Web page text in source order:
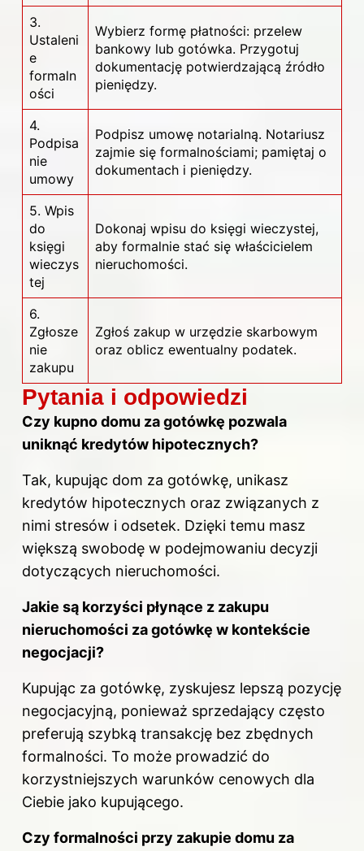
3.
Ustaleni
e
formaln
ości
Wybierz formę płatności: przelew
bankowy lub gotówka. Przygotuj
dokumentację potwierdzającą źródło
pieniędzy.
4.
Podpisa
nie
umowy
Podpisz umowę notarialną. Notariusz
zajmie się formalnościami; pamiętaj o
dokumentach i pieniędzy.
5. Wpis
do
księgi
wieczys
tej
Dokonaj wpisu do księgi wieczystej,
aby formalnie stać się właścicielem
nieruchomości.
6.
Zgłosze
nie
zakupu
Zgłoś zakup w urzędzie skarbowym
oraz oblicz ewentualny podatek.
Pytania i odpowiedzi
Czy kupno domu za gotówkę pozwala
uniknąć kredytów hipotecznych?
Tak, kupując dom za gotówkę, unikasz
kredytów hipotecznych oraz związanych z
nimi stresów i odsetek. Dzięki temu masz
większą swobodę w podejmowaniu decyzji
dotyczących nieruchomości.
Jakie są korzyści płynące z zakupu
nieruchomości za gotówkę w kontekście
negocjacji?
Kupując za gotówkę, zyskujesz lepszą pozycję
negocjacyjną, ponieważ sprzedający często
preferują szybką transakcję bez zbędnych
formalności. To może prowadzić do
korzystniejszych warunków cenowych dla
Ciebie jako kupującego.
Czy formalności przy zakupie domu za